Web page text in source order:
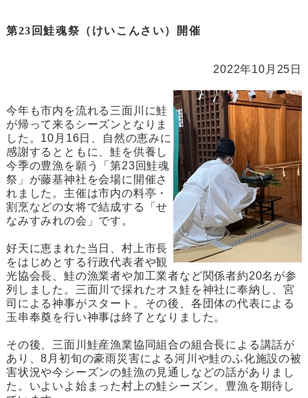
第23回鮭魂祭（けいこんさい）開催
2022年10月25日
今年も市内を流れる三面川に鮭
が帰って来るシーズンとなりま
した。10月16日、自然の恵みに
感謝するとともに、鮭を供養し
今季の豊漁を願う「第23回鮭魂
祭」が藤基神社を会場に開催さ
れました。主催は市内の料亭・
割烹などの女将で結成する「せ
なみすみれの会」です。
好天に恵まれた当日、村上市長
をはじめとする行政代表者や観
光協会長、鮭の漁業者や加工業者など関係者約20名が参
列しました。三面川で採れたオス鮭を神社に奉納し、宮
司による神事がスタート。その後、各団体の代表による
玉串奉奠を行い神事は終了となりました。
その後、三面川鮭産漁業協同組合の組合長による講話が
あり、8月初旬の豪雨災害による河川や鮭のふ化施設の被
害状況や今シーズンの鮭漁の見通しなどの話がありまし
た。いよいよ始まった村上の鮭シーズン。豊漁を期待し